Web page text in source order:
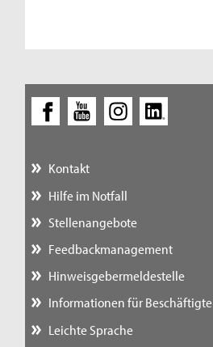
Kontakt
Hilfe im Notfall
Stellenangebote
Feedbackmanagement
Hinweisgebermeldestelle
Informationen für Beschäftigte
Leichte Sprache